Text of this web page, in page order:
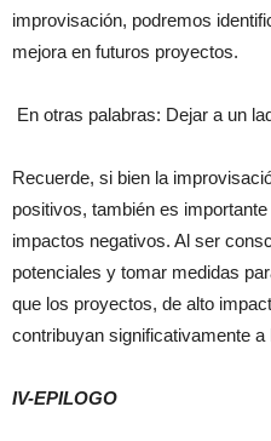
improvisación, podremos
mejora en futuros proyectos.
En otras palabras: Dejar a un
Recuerde, si bien la
positivos, también es
impactos negativos. Al ser
potenciales y tomar medidas
que los proyectos, de alto
contribuyan significativamente
IV-EPILOGO